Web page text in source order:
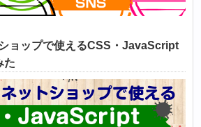
ョップで使えるCSS・JavaScript
た